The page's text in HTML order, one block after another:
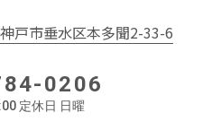
戸市垂水区本多聞2-33-6
0206
定休日 日曜